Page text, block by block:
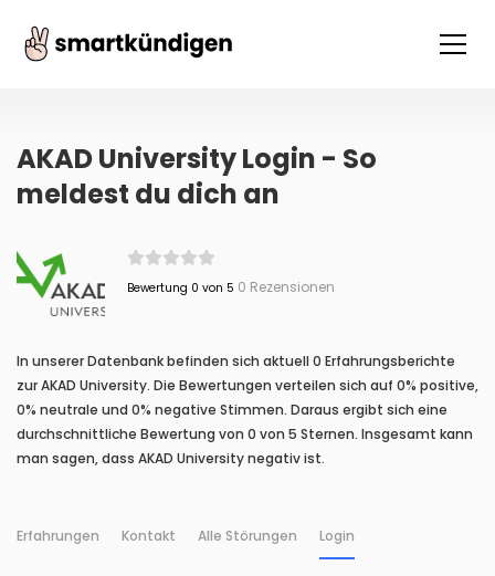
AKAD University Login - So
meldest du dich an
Bewertung 0 von 5 0 Rezensionen
In unserer Datenbank befinden sich aktuell 0 Erfahrungsberichte
zur AKAD University. Die Bewertungen verteilen sich auf 0% positive,
0% neutrale und 0% negative Stimmen. Daraus ergibt sich eine
durchschnittliche Bewertung von 0 von 5 Sternen. Insgesamt kann
man sagen, dass AKAD University negativ ist.
Erfahrungen Kontakt Alle Störungen Login